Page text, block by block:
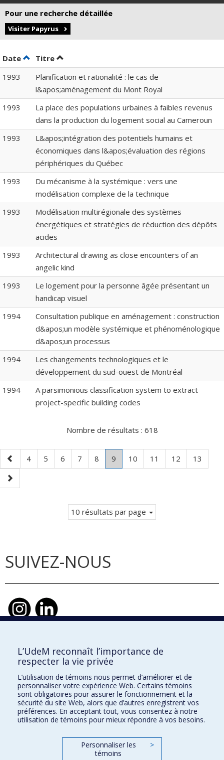
Pour une recherche détaillée
Visiter Papyrus
Date Trier par date en ordre décroissant
Titre Trier par titre en ordre décroissant
1993
Planification et rationalité : le cas de
l&apos;aménagement du Mont Royal
1993
La place des populations urbaines à faibles revenus
dans la production du logement social au Cameroun
1993
L&apos;intégration des potentiels humains et
économiques dans l&apos;évaluation des régions
périphériques du Québec
1993
Du mécanisme à la systémique : vers une
modélisation complexe de la technique
1993
Modélisation multirégionale des systèmes
énergétiques et stratégies de réduction des dépôts
acides
1993
Architectural drawing as close encounters of an
angelic kind
1993
Le logement pour la personne âgée présentant un
handicap visuel
1994
Consultation publique en aménagement : construction
d&apos;un modèle systémique et phénoménologique
d&apos;un processus
1994
Les changements technologiques et le
développement du sud-ouest de Montréal
1994
A parsimonious classification system to extract
project-specific building codes
Nombre de résultats : 618
Page
précédente
Page
4 Page
5 Page
6 Page
7 Page
8 Page
9
Page
Page
10 Page
11 Page
12 Page
13
Page
suivante
10 résultats par page
SUIVEZ-NOUS
École d'urbanisme et d'architecture de
paysage
École d'architecture
École de design
Faculté de l'aménagement
L’UdeM reconnaît l’importance de
respecter la vie privée
L’utilisation de témoins nous permet d’améliorer et de
personnaliser votre expérience Web. Certains témoins
sont obligatoires pour assurer le fonctionnement et la
sécurité du site Web, alors que d’autres enregistrent vos
préférences. En acceptant tout, vous consentez à notre
utilisation de témoins pour mieux répondre à vos besoins.
Personnaliser les
témoins
>